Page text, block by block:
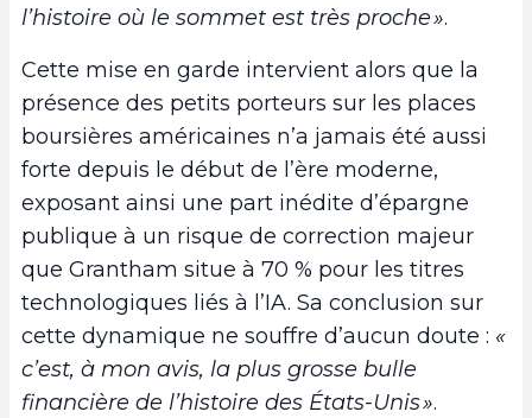
l’histoire où le sommet est très proche ».
Cette mise en garde intervient alors que la
présence des petits porteurs sur les places
boursières américaines n’a jamais été aussi
forte depuis le début de l’ère moderne,
exposant ainsi une part inédite d’épargne
publique à un risque de correction majeur
que Grantham situe à 70 % pour les titres
technologiques liés à l’IA. Sa conclusion sur
cette dynamique ne souffre d’aucun doute : «
c’est, à mon avis, la plus grosse bulle
financière de l’histoire des États-Unis ».